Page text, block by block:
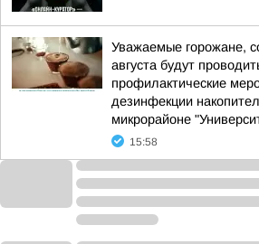
Уважаемые горожане,
августа будут
профилактические
дезинфекции
микрорайоне
15:58